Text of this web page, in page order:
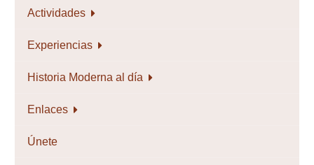
Actividades
Experiencias
Historia Moderna al día
Enlaces
Únete